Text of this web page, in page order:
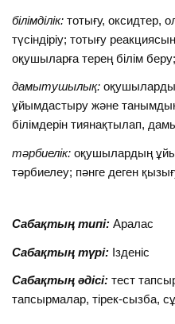
білімділік: тотығу, оксидтер,
түсіндіріу; тотығу
оқушыларға терең білім беру;
дамытушылық: оқушылардың
ұйымдастыру және танымдық
білімдерін тиянақтылап,
тәрбиелік: оқушылардың
тәрбиелеу; пәнге деген
Сабақтың типі: Аралас
Сабақтың түрі: Ізденіс
Сабақтың әдісі: тест
тапсырмалар, тірек-сызба,